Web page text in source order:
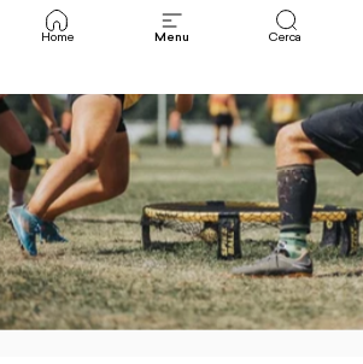
Home Menu Cerca